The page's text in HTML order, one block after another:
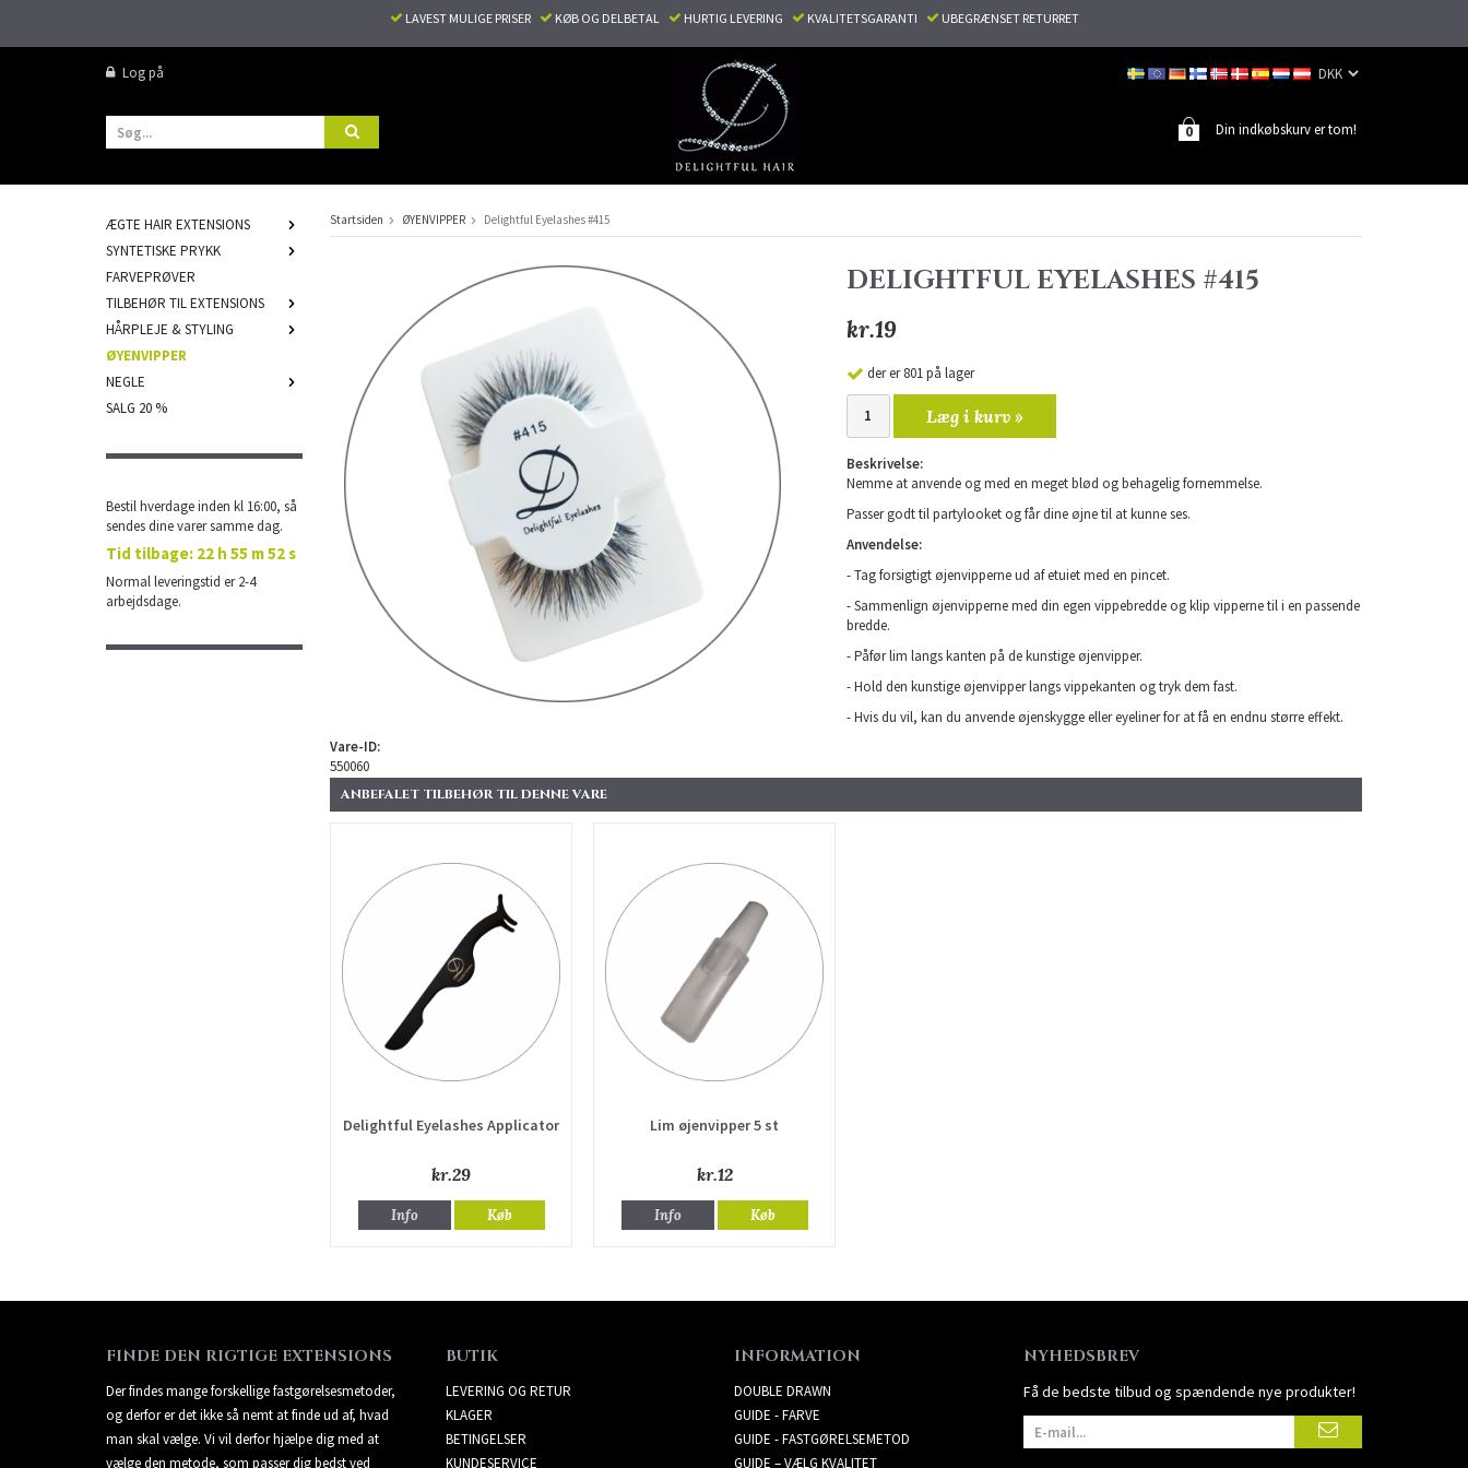
LAVEST MULIGE PRISER KØB OG DELBETAL HURTIG LEVERING KVALITETSGARANTI UBEGRÆNSET RETURRET
Log på
Din indkøbskurv er tom!
0
ÆGTE HAIR EXTENSIONS
SYNTETISKE PRYKK
FARVEPRØVER
TILBEHØR TIL EXTENSIONS
HÅRPLEJE & STYLING
ØYENVIPPER
NEGLE
SALG 20 %
Bestil hverdage inden kl 16:00, så
sendes dine varer samme dag.
Tid tilbage: 22 h 55 m 52 s
Normal leveringstid er 2-4
arbejdsdage.
Startsiden ØYENVIPPER Delightful Eyelashes #415
DELIGHTFUL EYELASHES #415
kr.19
der er 801 på lager
Læg i kurv »
Beskrivelse:
Nemme at anvende og med en meget blød og behagelig fornemmelse.
Passer godt til partylooket og får dine øjne til at kunne ses.
Anvendelse:
- Tag forsigtigt øjenvipperne ud af etuiet med en pincet.
- Sammenlign øjenvipperne med din egen vippebredde og klip vipperne til i en passende
bredde.
- Påfør lim langs kanten på de kunstige øjenvipper.
- Hold den kunstige øjenvipper langs vippekanten og tryk dem fast.
- Hvis du vil, kan du anvende øjenskygge eller eyeliner for at få en endnu større effekt.
Vare-ID:
550060
ANBEFALET TILBEHØR TIL DENNE VARE
Delightful Eyelashes Applicator
kr.29
Info Køb
Lim øjenvipper 5 st
kr.12
Info Køb
FINDE DEN RIGTIGE EXTENSIONS
Der findes mange forskellige fastgørelsesmetoder,
og derfor er det ikke så nemt at finde ud af, hvad
man skal vælge. Vi vil derfor hjælpe dig med at
vælge den metode, som passer dig bedst ved
BUTIK
LEVERING OG RETUR
KLAGER
BETINGELSER
KUNDESERVICE
INFORMATION
DOUBLE DRAWN
GUIDE - FARVE
GUIDE - FASTGØRELSEMETOD
GUIDE – VÆLG KVALITET
NYHEDSBREV
Få de bedste tilbud og spændende nye produkter!